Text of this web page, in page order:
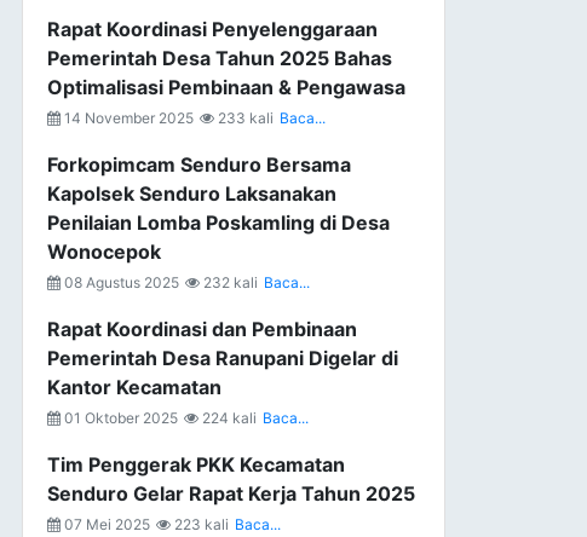
Rapat Koordinasi Penyelenggaraan
Pemerintah Desa Tahun 2025 Bahas
Optimalisasi Pembinaan & Pengawasa
14 November 2025 233 kali Baca...
Forkopimcam Senduro Bersama
Kapolsek Senduro Laksanakan
Penilaian Lomba Poskamling di Desa
Wonocepok
08 Agustus 2025 232 kali Baca...
Rapat Koordinasi dan Pembinaan
Pemerintah Desa Ranupani Digelar di
Kantor Kecamatan
01 Oktober 2025 224 kali Baca...
Tim Penggerak PKK Kecamatan
Senduro Gelar Rapat Kerja Tahun 2025
07 Mei 2025 223 kali Baca...